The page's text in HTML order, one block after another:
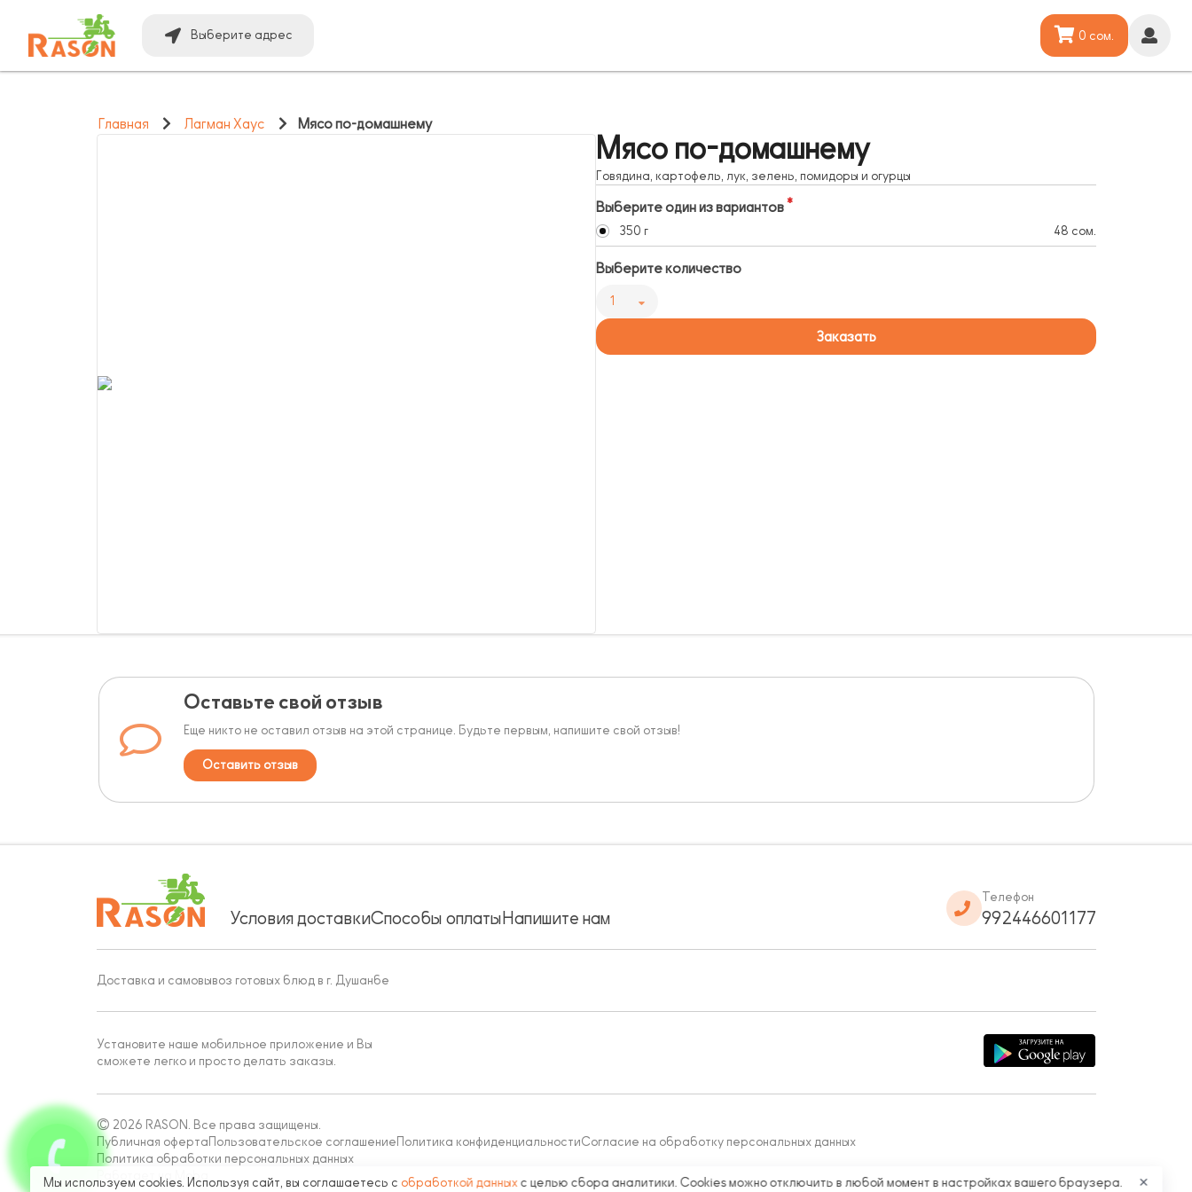
Выберите адрес 0 сом.
Главная Лагман Хаус Мясо по-домашнему
Мясо по-домашнему
Говядина, картофель, лук, зелень, помидоры и огурцы
Выберите один из вариантов
350 г 48 сом.
Выберите количество
1
Заказать
Оставьте свой отзыв
Еще никто не оставил отзыв на этой странице. Будьте первым, напишите свой отзыв!
Оставить отзыв
Условия доставкиСпособы оплатыНапишите нам
Телефон
992446601177
Доставка и самовывоз готовых блюд в г. Душанбе
Установите наше мобильное приложение и Вы
сможете легко и просто делать заказы.
© 2026 RASON. Все права защищены.
Публичная оферта Пользовательское соглашение Политика конфиденциальностиСогласие на обработку персональных данных
Политика обработки персональных данных
Работает на Moba
Мы используем cookies. Используя сайт, вы соглашаетесь с обработкой данных с целью сбора аналитики. Cookies можно отключить в любой момент в настройках вашего браузера. ✕